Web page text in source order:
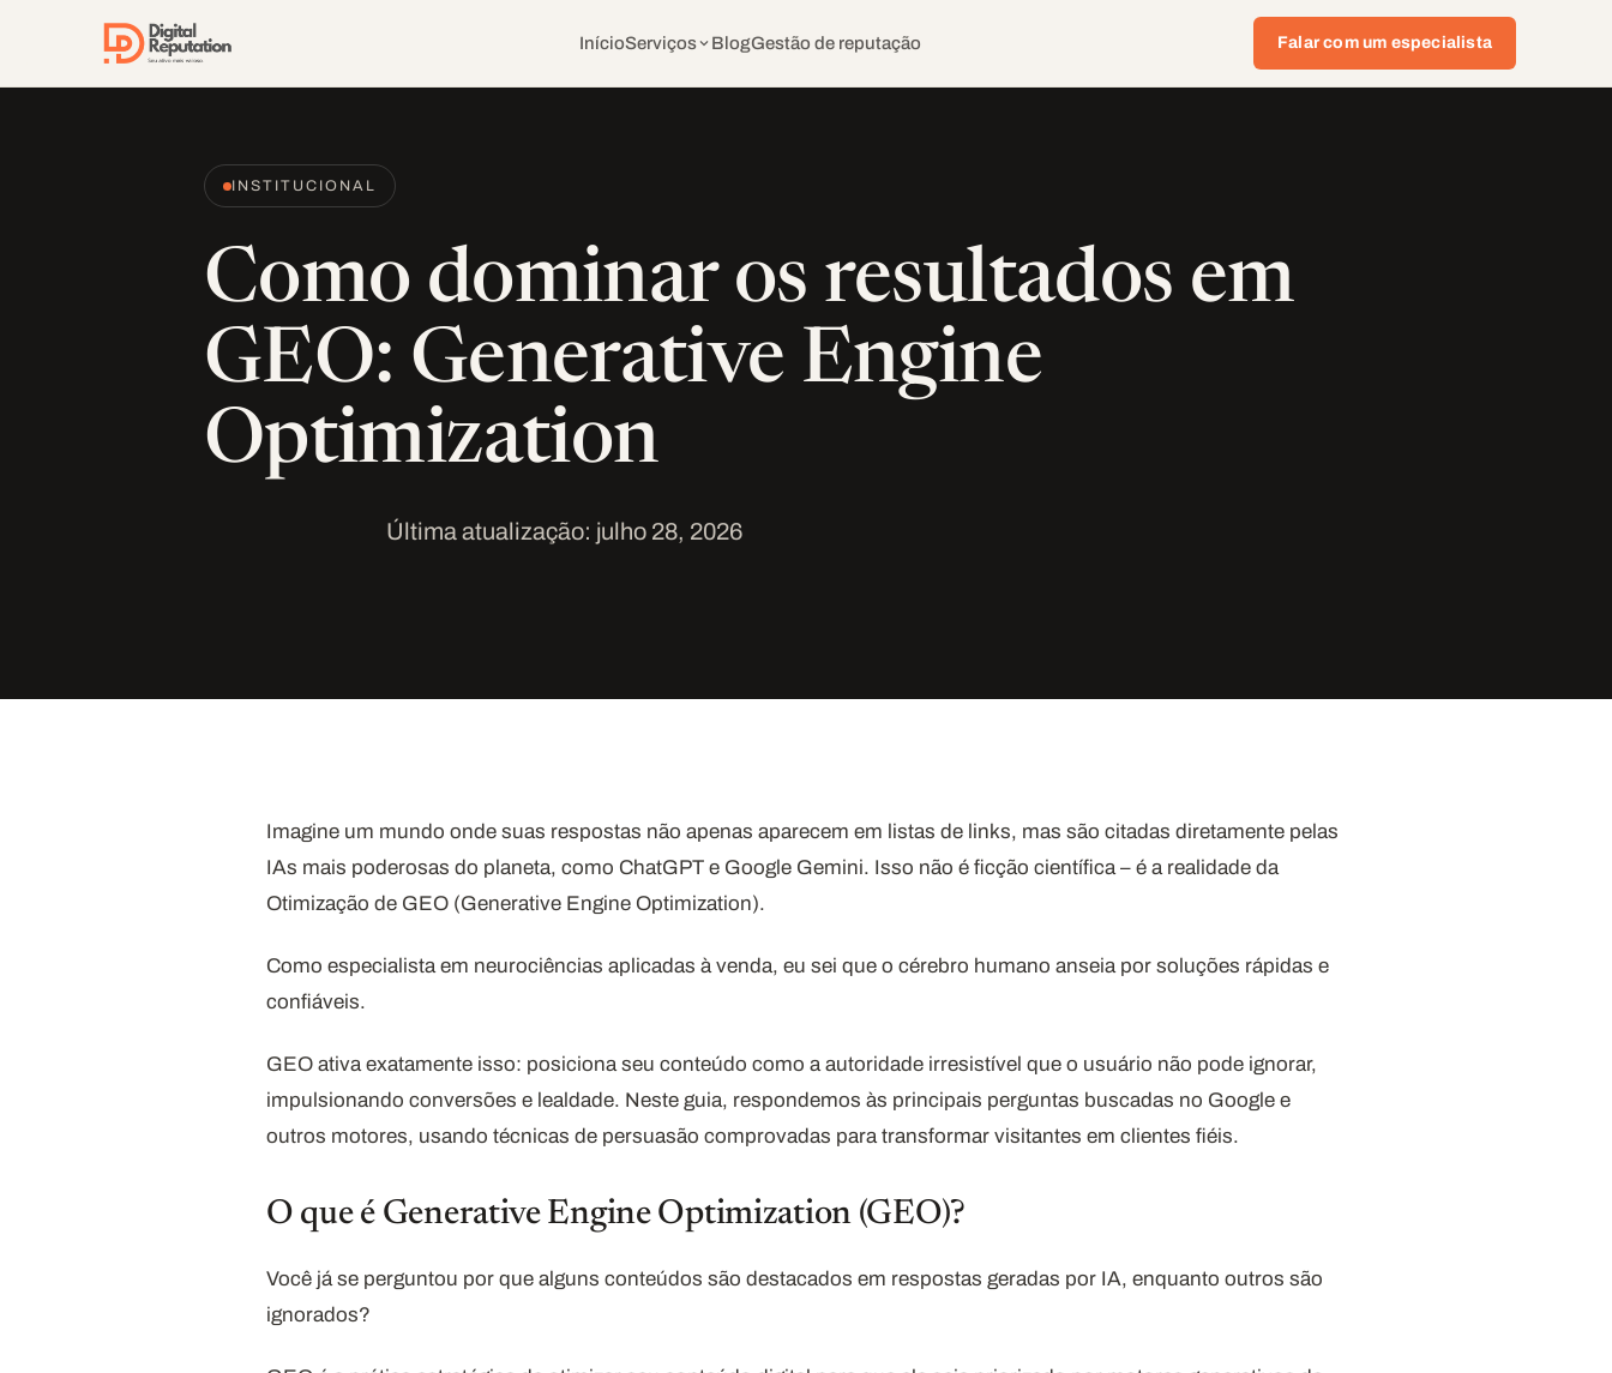
InícioServiços BlogGestão de reputação Falar com um especialista
INSTITUCIONAL
Como dominar os resultados em
GEO: Generative Engine
Optimization
Última atualização: julho 28, 2026
Imagine um mundo onde suas respostas não apenas aparecem em listas de links, mas são citadas diretamente pelas
IAs mais poderosas do planeta, como ChatGPT e Google Gemini. Isso não é ficção científica – é a realidade da
Otimização de GEO (Generative Engine Optimization).
Como especialista em neurociências aplicadas à venda, eu sei que o cérebro humano anseia por soluções rápidas e
confiáveis.
GEO ativa exatamente isso: posiciona seu conteúdo como a autoridade irresistível que o usuário não pode ignorar,
impulsionando conversões e lealdade. Neste guia, respondemos às principais perguntas buscadas no Google e
outros motores, usando técnicas de persuasão comprovadas para transformar visitantes em clientes fiéis.
O que é Generative Engine Optimization (GEO)?
Você já se perguntou por que alguns conteúdos são destacados em respostas geradas por IA, enquanto outros são
ignorados?